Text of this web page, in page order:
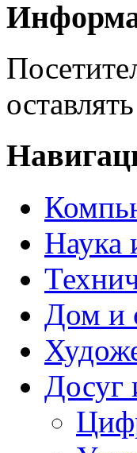
Наука
Дом и
Досуг